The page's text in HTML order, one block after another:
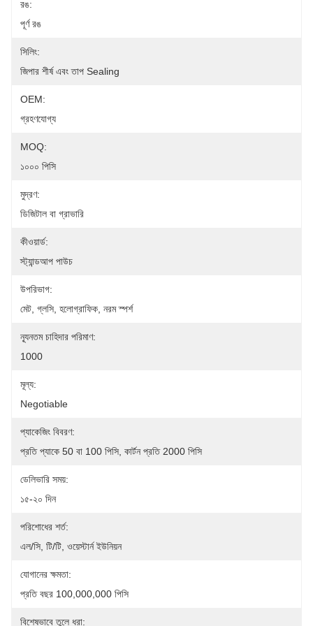
রঙ:
পূর্ণ রঙ
সিলিং:
জিপার শীর্ষ এবং তাপ Sealing
OEM:
গ্রহণযোগ্য
MOQ:
১০০০ পিসি
মুদ্রণ:
ডিজিটাল বা গ্রাভারি
কীওয়ার্ড:
স্ট্যান্ডআপ পাউচ
উপরিভাগ:
মেট, গ্লসি, হলোগ্রাফিক, নরম স্পর্শ
ন্যূনতম চাহিদার পরিমাণ:
1000
মূল্য:
Negotiable
প্যাকেজিং বিবরণ:
প্রতি প্যাকে 50 বা 100 পিসি, কার্টন প্রতি 2000 পিসি
ডেলিভারি সময়:
১৫-২০ দিন
পরিশোধের শর্ত:
এল/সি, টি/টি, ওয়েস্টার্ন ইউনিয়ন
যোগানের ক্ষমতা:
প্রতি বছর 100,000,000 পিসি
বিশেষভাবে তুলে ধরা: